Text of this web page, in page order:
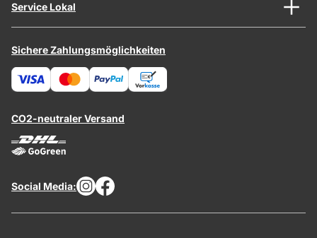
Service Lokal
Sichere Zahlungsmöglichkeiten
CO2-neutraler Versand
Social Media: